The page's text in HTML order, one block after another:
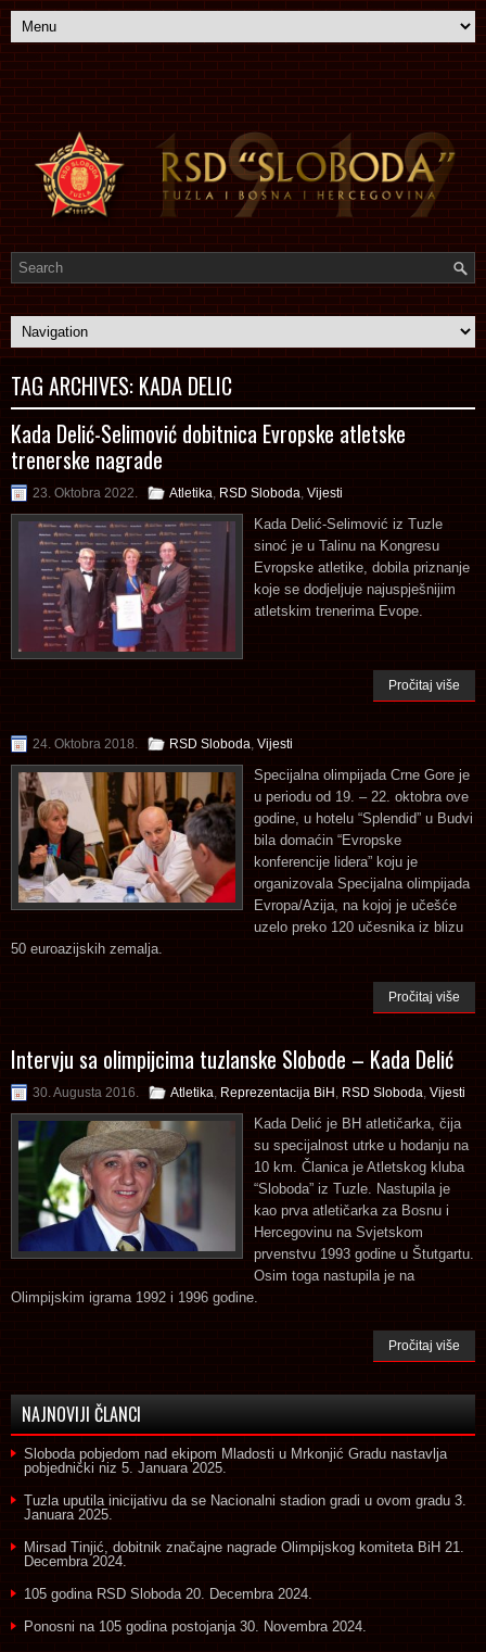
TAG ARCHIVES: KADA DELIC
Kada Delić-Selimović dobitnica Evropske atletske
trenerske nagrade
23. Oktobra 2022. Atletika RSD Sloboda Vijesti
Kada Delić-Selimović iz Tuzle
sinoć je u Talinu na Kongresu
Evropske atletike, dobila priznanje
koje se dodjeljuje najuspješnijim
atletskim trenerima Evope.
Pročitaj više
24. Oktobra 2018. RSD Sloboda Vijesti
Specijalna olimpijada Crne Gore je
u periodu od 19. – 22. oktobra ove
godine, u hotelu “Splendid” u Budvi
bila domaćin “Evropske
konferencije lidera” koju je
organizovala Specijalna olimpijada
Evropa/Azija, na kojoj je učešće
uzelo preko 120 učesnika iz blizu
50 euroazijskih zemalja.
Pročitaj više
Intervju sa olimpijcima tuzlanske Slobode – Kada Delić
30. Augusta 2016. Atletika Reprezentacija BiH RSD Sloboda Vijesti
Kada Delić je BH atletičarka, čija
su specijalnost utrke u hodanju na
10 km. Članica je Atletskog kluba
“Sloboda” iz Tuzle. Nastupila je
kao prva atletičarka za Bosnu i
Hercegovinu na Svjetskom
prvenstvu 1993 godine u Štutgartu.
Osim toga nastupila je na
Olimpijskim igrama 1992 i 1996 godine.
Pročitaj više
NAJNOVIJI ČLANCI
Sloboda pobjedom nad ekipom Mladosti u Mrkonjić Gradu nastavlja
pobjednički niz 5. Januara 2025.
Tuzla uputila inicijativu da se Nacionalni stadion gradi u ovom gradu 3.
Januara 2025.
Mirsad Tinjić, dobitnik značajne nagrade Olimpijskog komiteta BiH 21.
Decembra 2024.
105 godina RSD Sloboda 20. Decembra 2024.
Ponosni na 105 godina postojanja 30. Novembra 2024.